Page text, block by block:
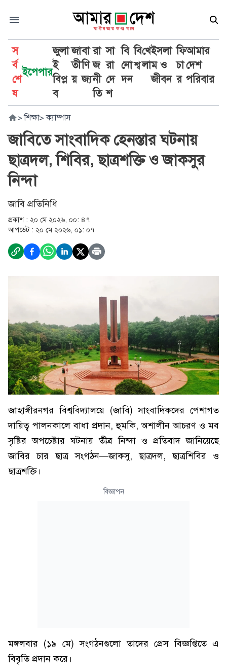
স
র্ব
শে
ষ
ইপেপার
জুলা
ই
বিপ্ল
ব
জা
তী
য়
বা
ণি
জ্য
রা
জ
নী
তি
সা
রা
দে
শ
বি
নো
দন
বি
শ্ব
খে
লা
ইসলা
ম ও
জীবন
ফি
চা
র
আমার
দেশ
পরিবার
> শিক্ষা> ক্যাম্পাস
জাবিতে সাংবাদিক হেনস্তার ঘটনায়
ছাত্রদল, শিবির, ছাত্রশক্তি ও জাকসুর
নিন্দা
জাবি প্রতিনিধি
প্রকাশ : ২০ মে ২০২৬, ০০: ৪৭
আপডেট : ২০ মে ২০২৬, ০১: ০৭
জাহাঙ্গীরনগর বিশ্ববিদ্যালয়ে (জাবি) সাংবাদিকদের পেশাগত
দায়িত্ব পালনকালে বাধা প্রদান, হুমকি, অশালীন আচরণ ও মব
সৃষ্টির অপচেষ্টার ঘটনায় তীব্র নিন্দা ও প্রতিবাদ জানিয়েছে
জাবির চার ছাত্র সংগঠন—জাকসু, ছাত্রদল, ছাত্রশিবির ও
ছাত্রশক্তি।
বিজ্ঞাপন
মঙ্গলবার (১৯ মে) সংগঠনগুলো তাদের প্রেস বিজ্ঞপ্তিতে এ
বিবৃতি প্রদান করে।